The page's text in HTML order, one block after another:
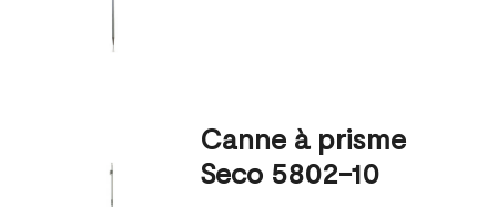
Canne à prisme
Seco 5802-10